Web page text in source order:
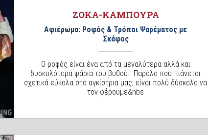
ΖΟΚΑ-ΚΑΜΠΟΥΡΑ
Αφιέρωμα: Ροφός & Τρόποι Ψαρέματος με
Σκάφος
Ο ροφός είναι ένα από τα μεγαλύτερα αλλά και
δυσκολότερα ψάρια του βυθού. Παρόλο που πιάνεται
σχετικά εύκολα στα αγκίστρια µας, είναι πολύ δύσκολο να
τον φέρουμε&nbs